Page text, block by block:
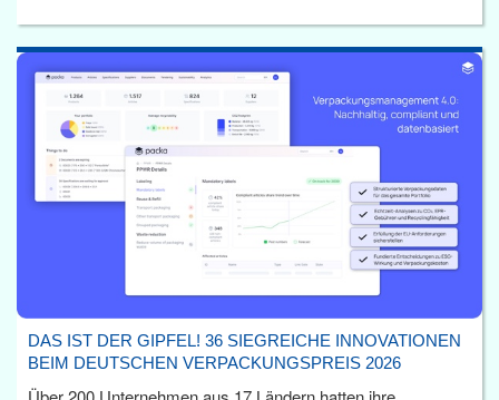
DAS IST DER GIPFEL! 36 SIEGREICHE INNOVATIONEN
BEIM DEUTSCHEN VERPACKUNGSPREIS 2026